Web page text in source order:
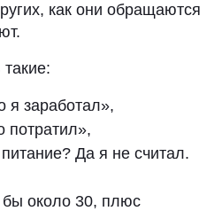
как они обращаются
я заработал»,
потратил»,
Да я не считал.
около 30, плюс